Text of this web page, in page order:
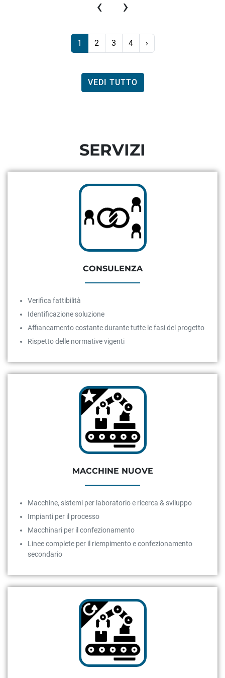
‹ ›
1 2 3 4 ›
VEDI TUTTO
SERVIZI
CONSULENZA
Verifica fattibilità
Identificazione soluzione
Affiancamento costante durante tutte le fasi del progetto
Rispetto delle normative vigenti
MACCHINE NUOVE
Macchine, sistemi per laboratorio e ricerca & sviluppo
Impianti per il processo
Macchinari per il confezionamento
Linee complete per il riempimento e confezionamento
secondario